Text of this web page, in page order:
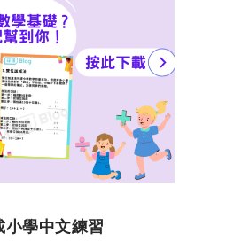
小學中文練習